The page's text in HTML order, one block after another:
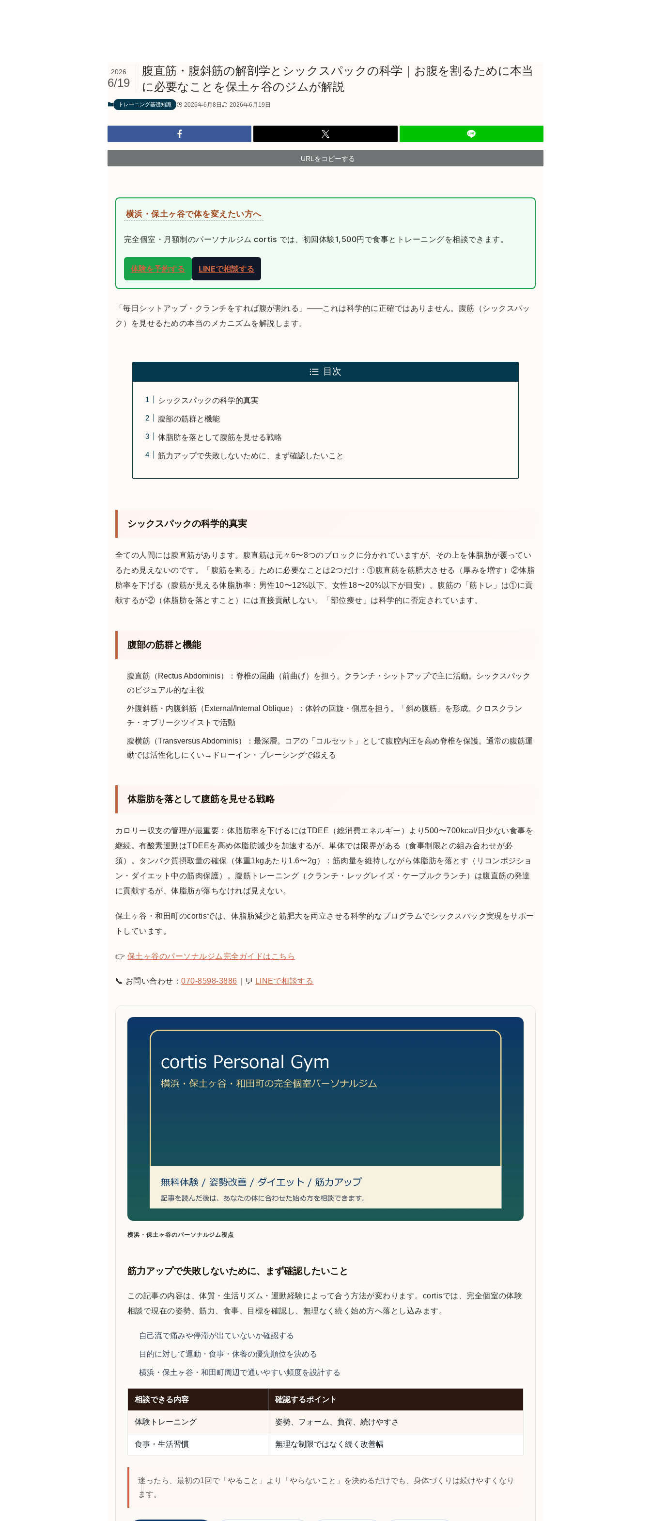
腹直筋・腹斜筋の解剖学とシックスパックの科学｜お腹を割るために本当
に必要なことを保土ヶ谷のジムが解説
2026
6/19
トレーニング基礎知識 2026年6月8日 2026年6月19日
URLをコピーする
横浜・保土ヶ谷で体を変えたい方へ
完全個室・月額制のパーソナルジム cortis では、初回体験1,500円で食事とトレーニングを相談できます。
体験を予約する LINEで相談する
「毎日シットアップ・クランチをすれば腹が割れる」——これは科学的に正確ではありません。腹筋（シックスパッ
ク）を見せるための本当のメカニズムを解説します。
目次
シックスパックの科学的真実
腹部の筋群と機能
体脂肪を落として腹筋を見せる戦略
筋力アップで失敗しないために、まず確認したいこと
シックスパックの科学的真実
全ての人間には腹直筋があります。腹直筋は元々6〜8つのブロックに分かれていますが、その上を体脂肪が覆ってい
るため見えないのです。「腹筋を割る」ために必要なことは2つだけ：①腹直筋を筋肥大させる（厚みを増す）②体脂
肪率を下げる（腹筋が見える体脂肪率：男性10〜12%以下、女性18〜20%以下が目安）。腹筋の「筋トレ」は①に貢
献するが②（体脂肪を落とすこと）には直接貢献しない。「部位痩せ」は科学的に否定されています。
腹部の筋群と機能
腹直筋（Rectus Abdominis）：脊椎の屈曲（前曲げ）を担う。クランチ・シットアップで主に活動。シックスパック
のビジュアル的な主役
外腹斜筋・内腹斜筋（External/Internal Oblique）：体幹の回旋・側屈を担う。「斜め腹筋」を形成。クロスクラン
チ・オブリークツイストで活動
腹横筋（Transversus Abdominis）：最深層。コアの「コルセット」として腹腔内圧を高め脊椎を保護。通常の腹筋運
動では活性化しにくい→ドローイン・ブレーシングで鍛える
体脂肪を落として腹筋を見せる戦略
カロリー収支の管理が最重要：体脂肪率を下げるにはTDEE（総消費エネルギー）より500〜700kcal/日少ない食事を
継続。有酸素運動はTDEEを高め体脂肪減少を加速するが、単体では限界がある（食事制限との組み合わせが必
須）。タンパク質摂取量の確保（体重1kgあたり1.6〜2g）：筋肉量を維持しながら体脂肪を落とす（リコンポジショ
ン・ダイエット中の筋肉保護）。腹筋トレーニング（クランチ・レッグレイズ・ケーブルクランチ）は腹直筋の発達
に貢献するが、体脂肪が落ちなければ見えない。
保土ヶ谷・和田町のcortisでは、体脂肪減少と筋肥大を両立させる科学的なプログラムでシックスパック実現をサポー
トしています。
👉 保土ヶ谷のパーソナルジム完全ガイドはこちら
📞 お問い合わせ：070-8598-3886 ｜💬 LINEで相談する
横浜・保土ヶ谷のパーソナルジム視点
筋力アップで失敗しないために、まず確認したいこと
この記事の内容は、体質・生活リズム・運動経験によって合う方法が変わります。cortisでは、完全個室の体験
相談で現在の姿勢、筋力、食事、目標を確認し、無理なく続く始め方へ落とし込みます。
自己流で痛みや停滞が出ていないか確認する
目的に対して運動・食事・休養の優先順位を決める
横浜・保土ヶ谷・和田町周辺で通いやすい頻度を設計する
相談できる内容 確認するポイント
体験トレーニング 姿勢、フォーム、負荷、続けやすさ
食事・生活習慣 無理な制限ではなく続く改善幅
迷ったら、最初の1回で「やること」より「やらないこと」を決めるだけでも、身体づくりは続けやすくなり
ます。